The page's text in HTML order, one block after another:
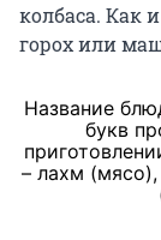
колбаса. Как
горох или
Название
букв
– лахм